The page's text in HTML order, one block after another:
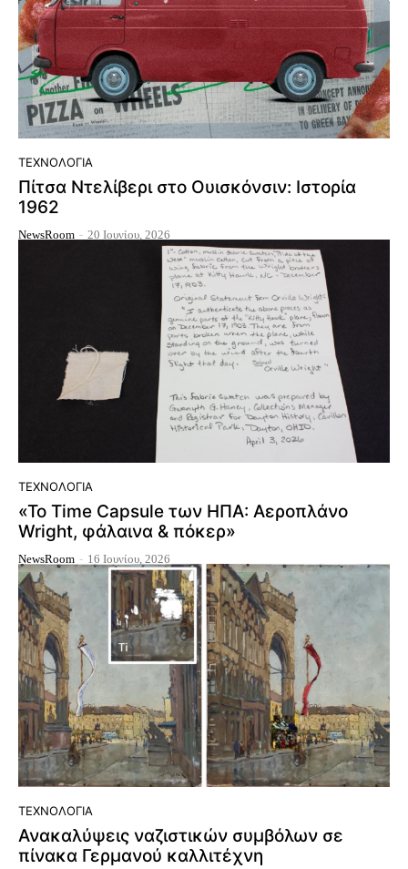
ΤΕΧΝΟΛΟΓΊΑ
Πίτσα Ντελίβερι στο Ουισκόνσιν: Ιστορία
1962
NewsRoom - 20 Ιουνίου, 2026
ΤΕΧΝΟΛΟΓΊΑ
«Το Time Capsule των ΗΠΑ: Αεροπλάνο
Wright, φάλαινα & πόκερ»
NewsRoom - 16 Ιουνίου, 2026
ΤΕΧΝΟΛΟΓΊΑ
Ανακαλύψεις ναζιστικών συμβόλων σε
πίνακα Γερμανού καλλιτέχνη